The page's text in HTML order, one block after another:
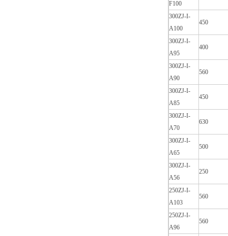
F100
300ZJ-I-
A100
450
300ZJ-I-
A95
400
300ZJ-I-
A90
560
300ZJ-I-
A85
450
300ZJ-I-
A70
630
300ZJ-I-
A65
500
300ZJ-I-
A56
250
250ZJ-I-
A103
560
250ZJ-I-
A96
560